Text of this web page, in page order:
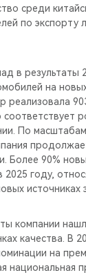
среди
по экспорту
в результаты
на
реализовала
По
Более 90%
году,
источниках
компании
качества. В
на
национальная